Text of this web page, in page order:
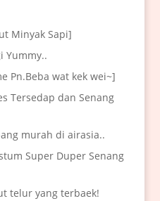
Minyak Sapi]
Yummy..
Pn.Beba wat kek wei~]
Tersedap dan Senang
murah di airasia..
Super Duper Senang
telur yang terbaek!